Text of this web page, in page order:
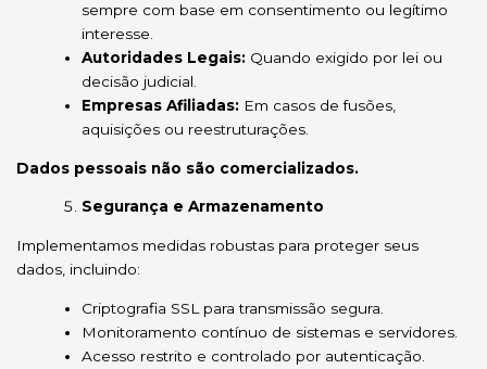
sempre com base em consentimento ou legítimo
interesse.
Autoridades Legais: Quando exigido por lei ou
decisão judicial.
Empresas Afiliadas: Em casos de fusões,
aquisições ou reestruturações.
Dados pessoais não são comercializados.
Segurança e Armazenamento
Implementamos medidas robustas para proteger seus
dados, incluindo:
Criptografia SSL para transmissão segura.
Monitoramento contínuo de sistemas e servidores.
Acesso restrito e controlado por autenticação.